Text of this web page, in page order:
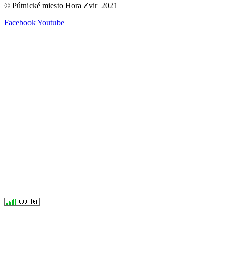
© Pútnické miesto Hora Zvir 2021
FacebookYoutube